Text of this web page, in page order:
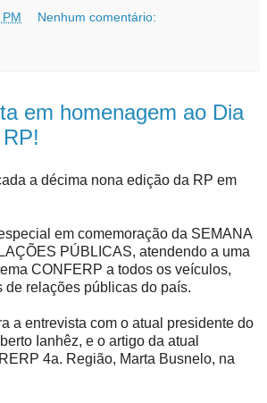
Nenhum comentário:
em homenagem ao Dia
a décima nona edição da RP em
em comemoração da SEMANA
PÚBLICAS, atendendo a uma
CONFERP a todos os veículos,
de relações públicas do país.
a entrevista com o atual presidente do
Ianhêz, e o artigo da atual
4a. Região, Marta Busnelo, na